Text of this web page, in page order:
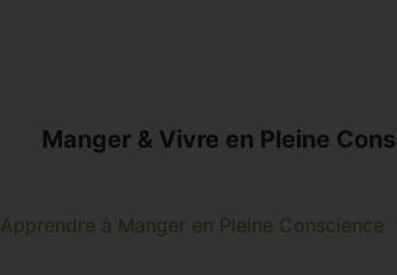
Manger & Vivre en Pleine
Apprendre à Manger en Pleine Conscience